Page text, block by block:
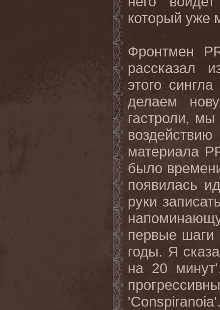
который уже
Фронтмен
рассказал
этого
делаем
гастроли,
материала
было
появилась
руки
первые шаги
годы. Я
на 20 минут'